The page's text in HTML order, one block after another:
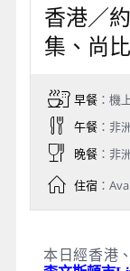
香港／
集、尚
早餐：機
午餐：非
晚餐：非
住宿：
本日經香港